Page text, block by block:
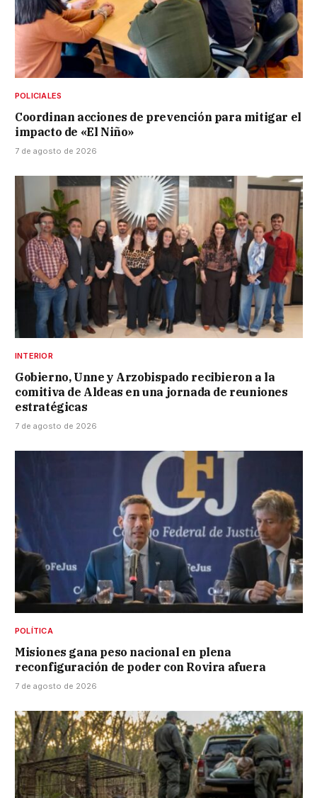
POLICIALES
Coordinan acciones de prevención para mitigar el
impacto de «El Niño»
7 de agosto de 2026
INTERIOR
Gobierno, Unne y Arzobispado recibieron a la
comitiva de Aldeas en una jornada de reuniones
estratégicas
7 de agosto de 2026
POLÍTICA
Misiones gana peso nacional en plena
reconfiguración de poder con Rovira afuera
7 de agosto de 2026